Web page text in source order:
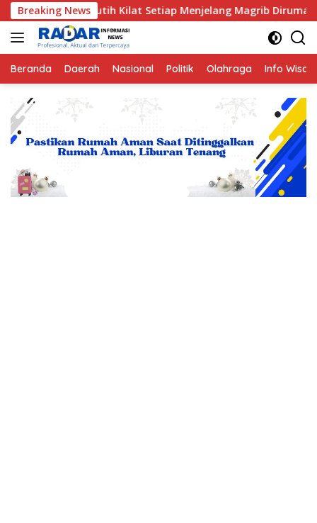
Langsung
ke
konten
Breaking News
Putih Kilat Setiap Menjelang Magrib Dirumah Salah
Beranda Daerah Nasional Politik Olahraga Info